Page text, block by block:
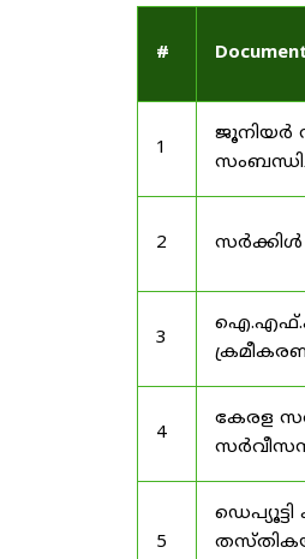
#
1
ജൂനിയർ
2 സർക്കിൾ
3
4
കേരള
സർവീസസ്
5